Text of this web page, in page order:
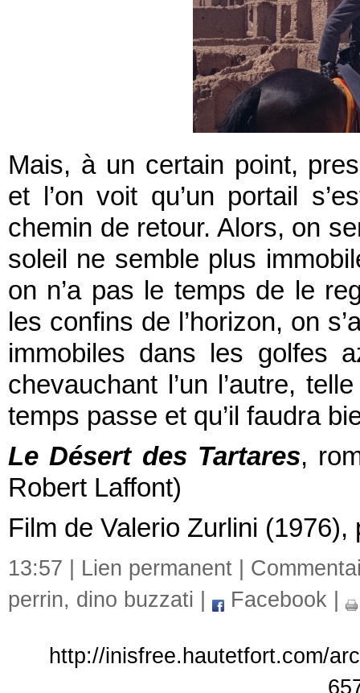
Mais, à un certain point,
et l’on voit qu’un portail
chemin de retour. Alors, on
soleil ne semble plus
on n’a pas le temps de le
les confins de l’horizon, on
immobiles dans les golfes
chevauchant l’un l’autre,
temps passe et qu’il faudra
Le Désert des Tartares,
Robert Laffont)
Film de Valerio Zurlini
13:57 | Lien permanent
perrin, dino buzzati Facebook
http://inisfree.hautetfort.com/